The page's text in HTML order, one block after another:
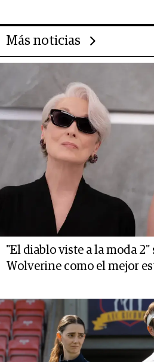
Más noticias
"El diablo viste a la moda
Wolverine como el mejor